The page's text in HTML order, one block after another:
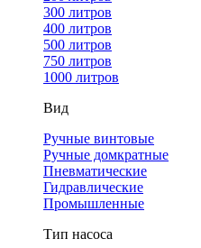
300 литров
400 литров
500 литров
750 литров
1000 литров
Вид
Ручные винтовые
Ручные домкратные
Пневматические
Гидравлические
Промышленные
Тип насоса